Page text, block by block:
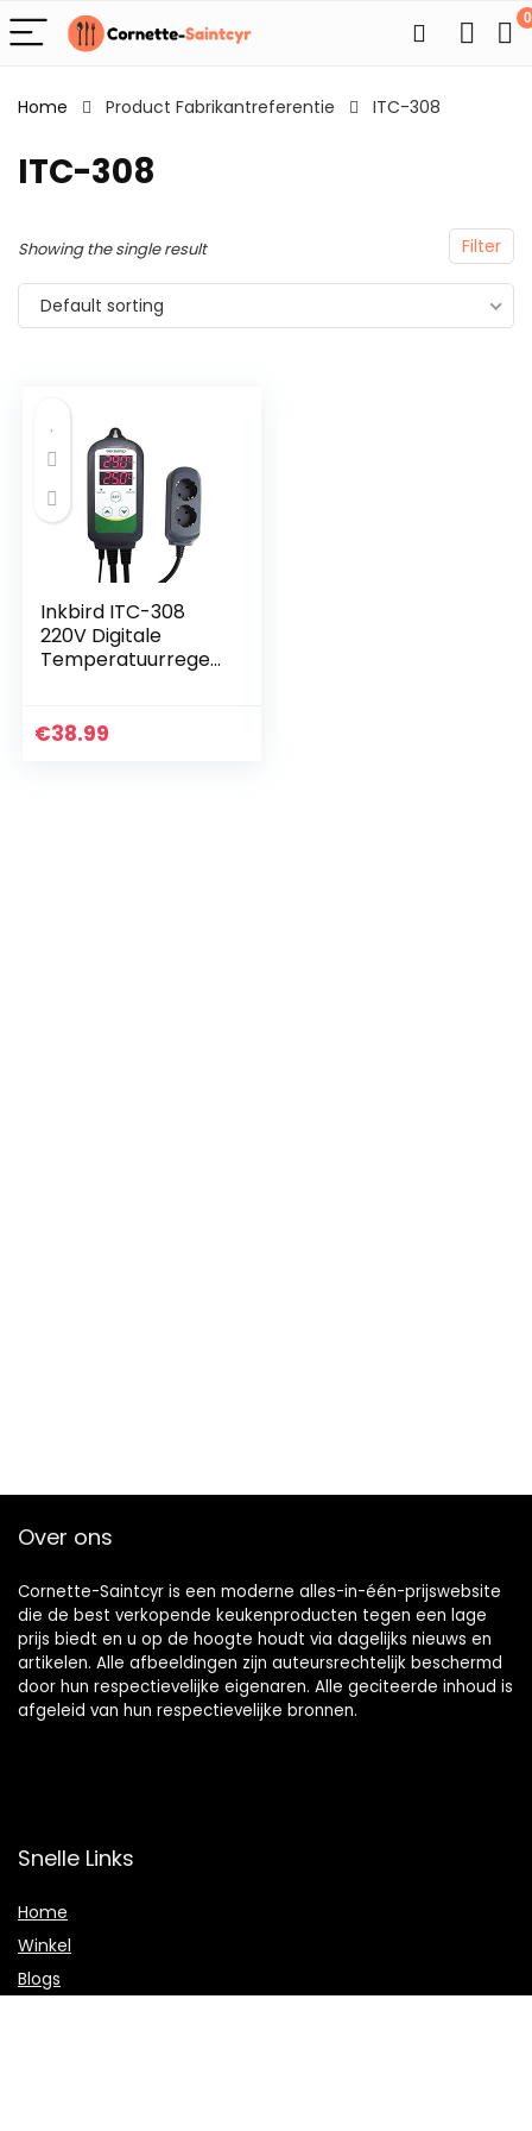
0
Home Product Fabrikantreferentie ITC-308
ITC-308
Filter
Showing the single result
Default sorting
Inkbird ITC-308
220V Digitale
Temperatuurregel
Verwarming en
€38.99
Over ons
Cornette-Saintcyr is een moderne alles-in-één-prijswebsite
die de best verkopende keukenproducten tegen een lage
prijs biedt en u op de hoogte houdt via dagelijks nieuws en
artikelen. Alle afbeeldingen zijn auteursrechtelijk beschermd
door hun respectievelijke eigenaren. Alle geciteerde inhoud is
afgeleid van hun respectievelijke bronnen.
Snelle Links
Home
Winkel
Blogs